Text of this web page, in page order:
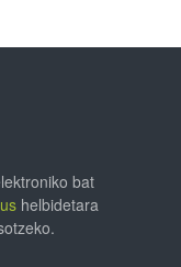
bat
helbidetara